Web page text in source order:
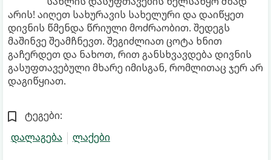
არის! აიღეთ სახურავის სახელური და დაიწყეთ
დივნის წმენდა წრიული მოძრაობით. შედეგს
მაშინვე შეამჩნევთ. შეგიძლიათ ცოტა ხნით
გაჩერდეთ და ნახოთ, რით განსხვავდება დივნის
გასუფთავებული მხარე იმისგან, რომლითაც ჯერ არ
დაგიწყიათ.
ტეგები:
დალაგება
ლაქები